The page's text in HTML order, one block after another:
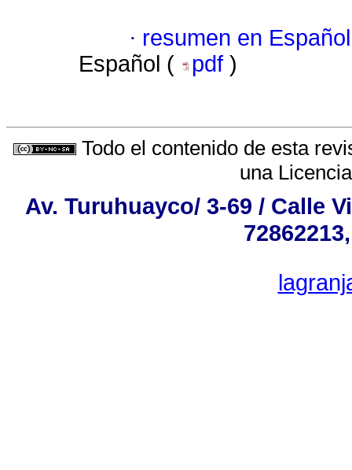
· resumen en Español
Español (
pdf )
Todo el contenido de esta
una
Av. Turuhuayco/ 3-69 / Calle